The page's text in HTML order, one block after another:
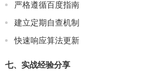
严格遵循百度指南
建立定期自查机制
快速响应算法更新
七、实战经验分享